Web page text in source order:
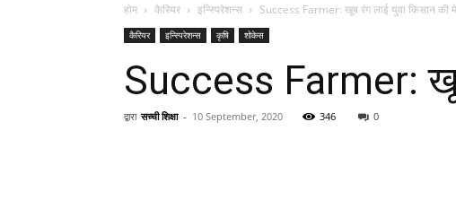
पत्रिका
होम कैरियर इन्स्पिरेशन्स Success Farmer: खूब रंग लाई युवा किसान की
कैरियर इन्स्पिरेशन्स कृषि शोकेस
Success Farmer:
द्वारा सच्ची शिक्षा - 10 September, 2020 346 0